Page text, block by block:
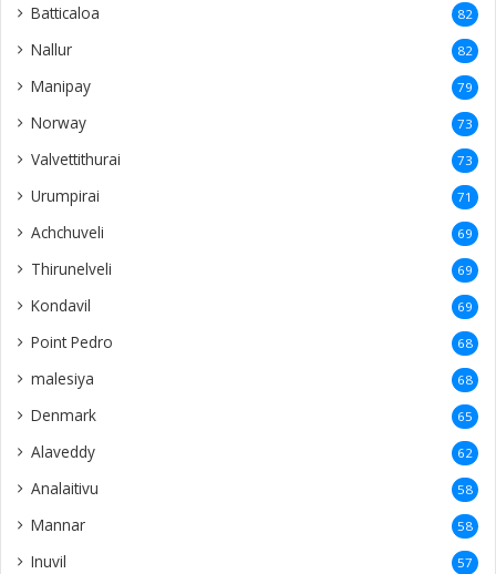
Batticaloa 82
Nallur 82
Manipay 79
Norway 73
Valvettithurai 73
Urumpirai 71
Achchuveli 69
Thirunelveli 69
Kondavil 69
Point Pedro 68
malesiya 68
Denmark 65
Alaveddy 62
Analaitivu 58
Mannar 58
Inuvil 57